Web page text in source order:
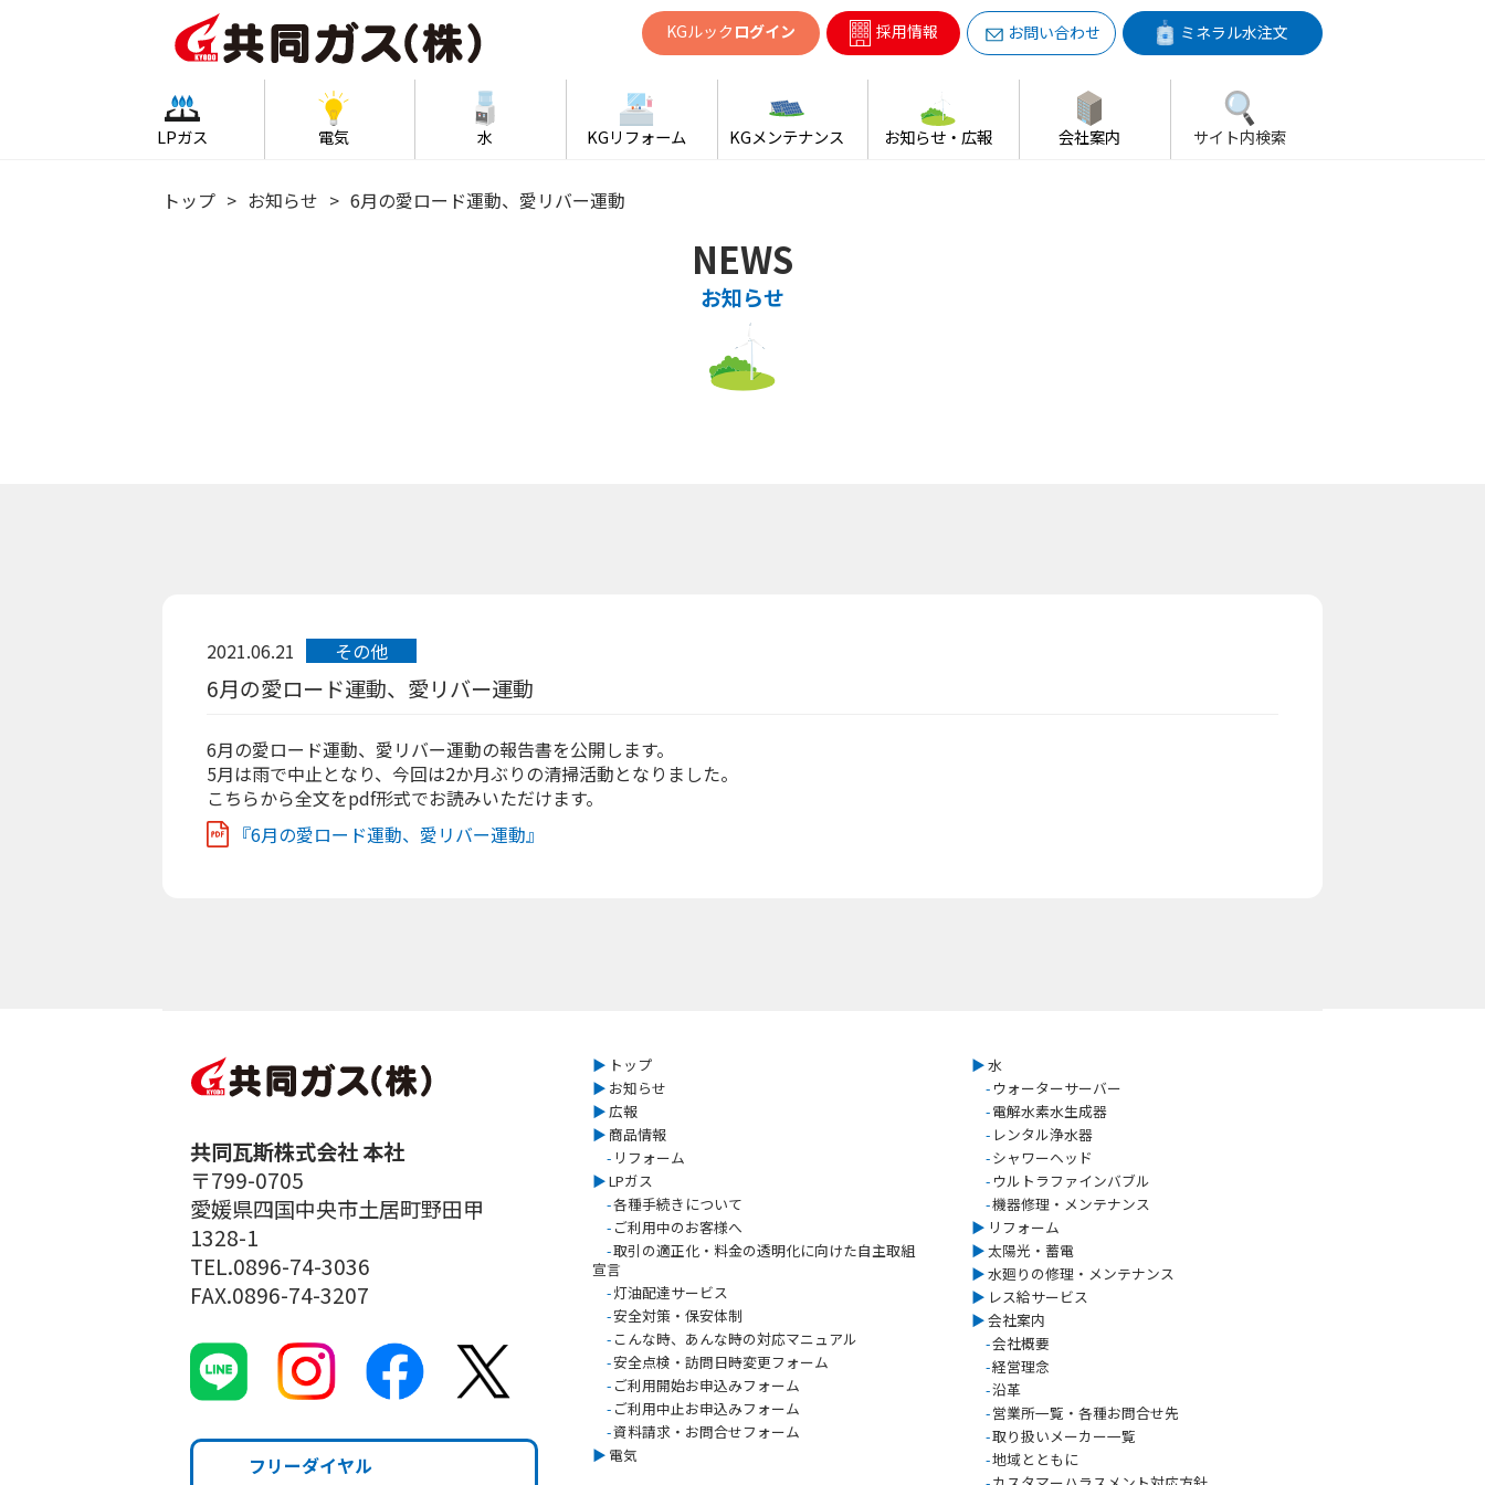
KGルック ログイン 採用情報 お問い合わせ ミネラル水注文
LPガス 電気 水 KGリフォーム KGメンテナンス お知らせ・広報 会社案内 サイト内検索
トップ お知らせ 6月の愛ロード運動、愛リバー運動
NEWS
お知らせ
2021.06.21 その他
6月の愛ロード運動、愛リバー運動
6月の愛ロード運動、愛リバー運動の報告書を公開します。
5月は雨で中止となり、今回は2か月ぶりの清掃活動となりました。
こちらから全文をpdf形式でお読みいただけます。
『6月の愛ロード運動、愛リバー運動』
共同瓦斯株式会社 本社
〒799-0705
愛媛県四国中央市土居町野田甲
1328-1
TEL.0896-74-3036
FAX.0896-74-3207
フリーダイヤル
▶︎ トップ
▶︎ お知らせ
▶︎広報
▶︎ 商品情報
- リフォーム
▶︎LPガス
-各種手続きについて
- ご利用中のお客様へ
-取引の適正化・料金の透明化に向けた自主取組
宣言
-灯油配達サービス
-安全対策・保安体制
- こんな時、あんな時の対応マニュアル
-安全点検・訪問日時変更フォーム
- ご利用開始お申込みフォーム
- ご利用中止お申込みフォーム
-資料請求・お問合せフォーム
▶︎ 電気
▶︎水
- ウォーターサーバー
-電解水素水生成器
- レンタル浄水器
-シャワーヘッド
- ウルトラファインバブル
-機器修理・メンテナンス
▶︎ リフォーム
▶︎太陽光・蓄電
▶︎水廻りの修理・メンテナンス
▶︎ レス給サービス
▶︎会社案内
-会社概要
-経営理念
-沿革
-営業所一覧・各種お問合せ先
-取り扱いメーカー一覧
-地域とともに